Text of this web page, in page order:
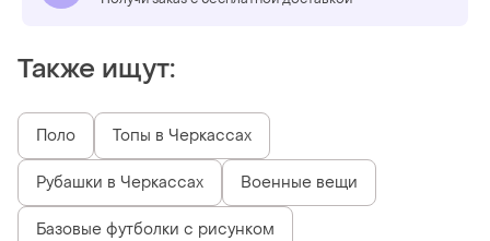
Также ищут:
Поло Топы в Черкассах
Рубашки в Черкассах Военные вещи
Базовые футболки с рисунком